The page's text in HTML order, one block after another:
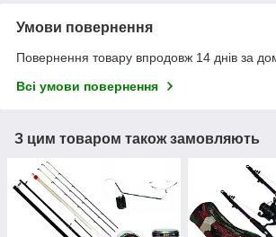
Умови повернення
Повернення товару впродовж 14 днів за
Всі умови повернення
З цим товаром також замовляють